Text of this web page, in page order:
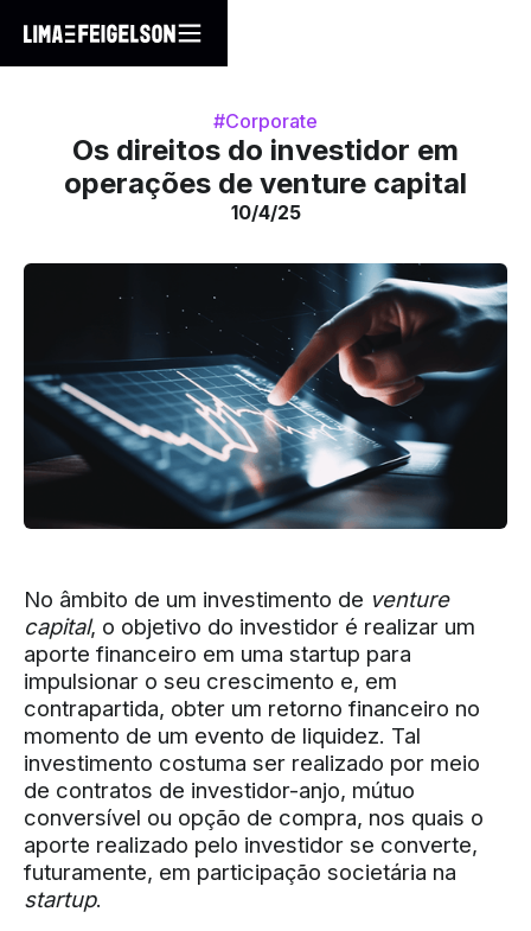
#Corporate
Os direitos do investidor em
operações de venture capital
10/4/25
No âmbito de um investimento de venture
capital, o objetivo do investidor é realizar um
aporte financeiro em uma startup para
impulsionar o seu crescimento e, em
contrapartida, obter um retorno financeiro no
momento de um evento de liquidez. Tal
investimento costuma ser realizado por meio
de contratos de investidor-anjo, mútuo
conversível ou opção de compra, nos quais o
aporte realizado pelo investidor se converte,
futuramente, em participação societária na
startup.